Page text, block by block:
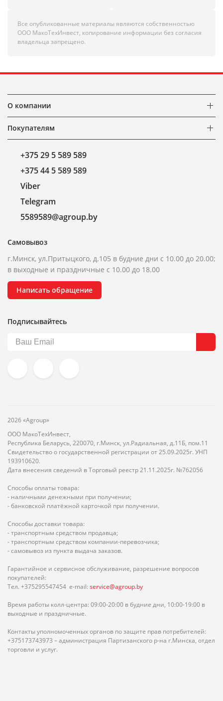
Все опубликованные материалы являются собственностью
ООО МакоТехИнвест, копирование информации без согласия
владельца запрещено.
О компании
Покупателям
+375 29 5 589 589
+375 44 5 589 589
Viber
Telegram
5589589@agroup.by
Самовывоз
г.Минск, ул.Притыцкого, д.105 в будние дни с 10.00 до 20.00;
в выходные и праздничные с 10.00 до 18.00
Написать обращение
Подписывайтесь
2026 «Agroup»
ООО МакоТехИнвест,
Республика Беларусь, 220070, г.Минск, ул.Радиальная, д.11Б, пом.11
Свидетельство о государственной регистрации от 25.09.2025г. УНП
193910620.
Дата внесения сведений в Торговый реестр 21.11.2025г. №762056
Способы оплаты товара:
- наличными денежными при получении;
- банковской платёжной карточкой при получении.
Способы доставки товара:
- транспортным средством продавца;
- транспортным средством компании-перевозчика;
- самовывоз из пункта выдача заказов.
Гарантийное и сервисное обслуживание, разрешение вопросов
покупателей:
Тел. +375295547454 e-mail: service@agroup.by
Время работы колл-центра: 09:00-20:00 в будние дни, 10:00-19:00 в
выходные и праздничные.
Контакты уполномоченных органов по защите прав потребителей:
+375173743973 – администрация Партизанского р-на г.Минска, отдел
торговли и услуг.